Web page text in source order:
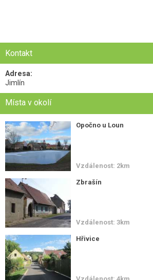
Kontakt
Adresa:
Jimlín
Místa v okolí
Opočno u Loun
Vzdálenost: 2km
Zbrašín
Vzdálenost: 3km
Hřivice